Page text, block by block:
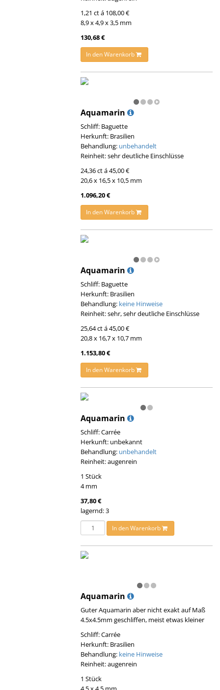
1,21 ct á 108,00 €
8,9 x 4,9 x 3,5 mm
130,68 €
In den Warenkorb
Aquamarin
Schliff: Baguette
Herkunft: Brasilien
Behandlung: unbehandelt
Reinheit: sehr deutliche Einschlüsse
24,36 ct á 45,00 €
20,6 x 16,5 x 10,5 mm
1.096,20 €
In den Warenkorb
Aquamarin
Schliff: Baguette
Herkunft: Brasilien
Behandlung: keine Hinweise
Reinheit: sehr, sehr deutliche Einschlüsse
25,64 ct á 45,00 €
20,8 x 16,7 x 10,7 mm
1.153,80 €
In den Warenkorb
Aquamarin
Schliff: Carrée
Herkunft: unbekannt
Behandlung: unbehandelt
Reinheit: augenrein
1 Stück
4 mm
37,80 €
lagernd: 3
In den Warenkorb
Aquamarin
Guter Aquamarin aber nicht exakt auf Maß
4.5x4.5mm geschliffen, meist etwas kleiner
Schliff: Carrée
Herkunft: Brasilien
Behandlung: keine Hinweise
Reinheit: augenrein
1 Stück